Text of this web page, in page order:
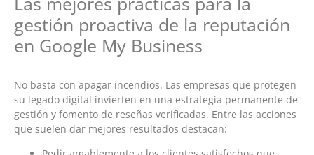
gestión proactiva de la reputación
en Google My Business
No basta con apagar incendios. Las empresas que protegen
su legado digital invierten en una estrategia permanente de
gestión y fomento de reseñas verificadas. Entre las acciones
que suelen dar mejores resultados destacan: